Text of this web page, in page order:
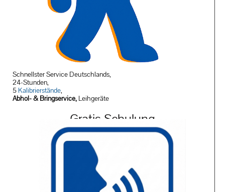
Schnellster Service Deutschlands,
24-Stunden,
5 Kalibrierstände,
Abhol- & Bringservice, Leihgeräte
Gratis Schulung